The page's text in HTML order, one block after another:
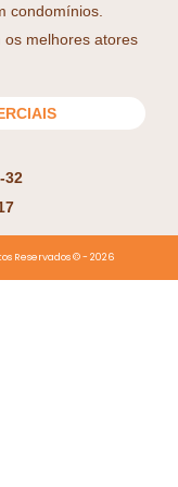
condomínios.
melhores atores
32
Reservados ©️ - 2026